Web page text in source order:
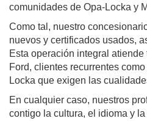
comunidades de Opa-Locka y
Como tal, nuestro
nuevos y certificados usados,
Esta operación integral
Ford, clientes recurrentes
Locka que exigen las
En cualquier caso, nuestros
contigo la cultura, el idioma y